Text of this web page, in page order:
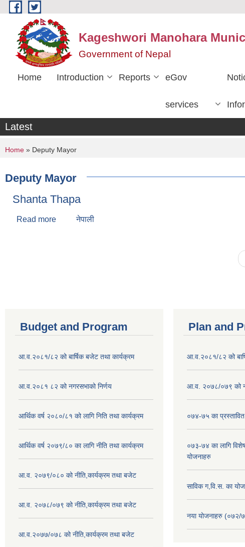
Skip to main content
Kageshwori Manohara
Government of Nepal
Home Introduction Reports eGov
services
Latest
You are here
Home » Deputy Mayor
Deputy Mayor
Shanta Thapa
Read more about Shanta Thapa
नेपाली
Budget and Program
आ.व.२०८१/८२ को बार्षिक बजेट तथा कार्यक्रम
आ.व.२०८१ ८२ को नगरसभाको निर्णय
आर्थिक वर्ष २०८०/८१ को लागि निति तथा कार्यक्रम
आर्थिक वर्ष २०७९/८० का लागि नीति तथा कार्यक्रम
आ.व. २०७९/०८० को नीति,कार्यक्रम तथा बजेट
आ.व. २०७८/०७९ को नीति,कार्यक्रम तथा बजेट
आ.व.२०७७/०७८ को नीति,कार्यक्रम तथा बजेट
Plan and
आ.व.२०८१/८२ को
आ.व. २०७८/०७९ को
०७४-७५ का
०७३-७४ का लागि
योजनाहरु
साविक ग,वि.स. का
नया योजनाहरु (०७२/